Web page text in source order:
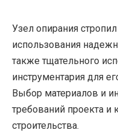
Узел опирания
использования
также тщательного
инструментария для
Выбор материалов и
требований проекта и
строительства.